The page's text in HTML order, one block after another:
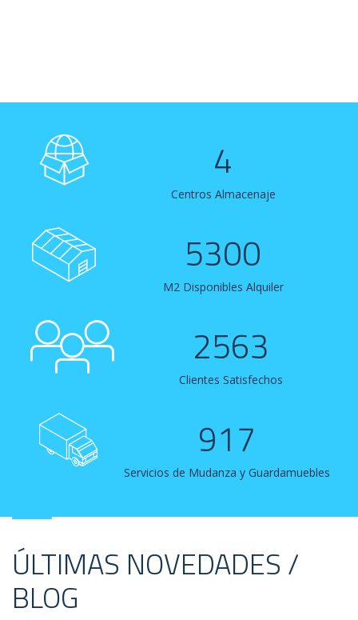
4
Centros Almacenaje
5300
M2 Disponibles Alquiler
2563
Clientes Satisfechos
917
Servicios de Mudanza y Guardamuebles
ÚLTIMAS NOVEDADES /
BLOG